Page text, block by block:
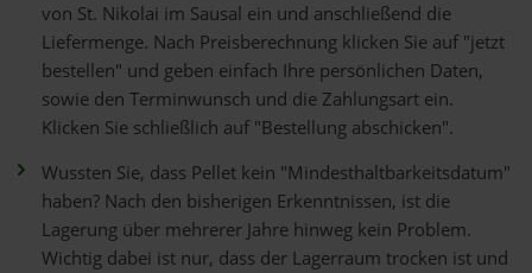
von St. Nikolai im Sausal ein und anschließend die
Liefermenge. Nach Preisberechnung klicken Sie auf "jetzt
bestellen" und geben einfach Ihre persönlichen Daten,
sowie den Terminwunsch und die Zahlungsart ein.
Klicken Sie schließlich auf "Bestellung abschicken".
Wussten Sie, dass Pellet kein "Mindesthaltbarkeitsdatum"
haben? Nach den bisherigen Erkenntnissen, ist die
Lagerung über mehrerer Jahre hinweg kein Problem.
Wichtig dabei ist nur, dass der Lagerraum trocken ist und